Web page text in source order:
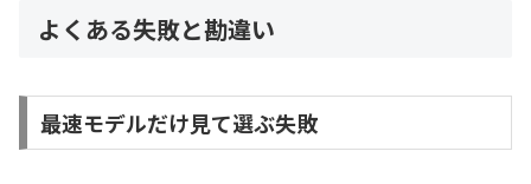
よくある失敗と勘違い
最速モデルだけ見て選ぶ失敗